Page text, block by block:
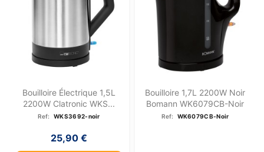
Bouilloire Électrique 1,5L
2200W Clatronic WKS...
Ref: WKS3692-noir
25,90 €
Bouilloire 1,7L 2200W Noir
Bomann WK6079CB-Noir
Ref: WK6079CB-Noir